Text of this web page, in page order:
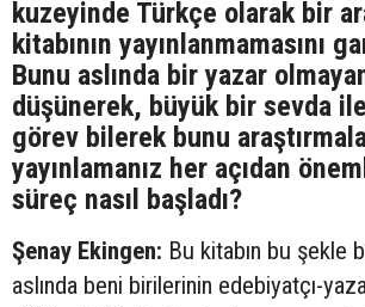
kuzeyinde Türkçe olarak bir
kitabının yayınlanmamasını
Bunu aslında bir yazar
düşünerek, büyük bir sevda
görev bilerek bunu
yayınlamanız her açıdan
süreç nasıl başladı?
Şenay Ekingen: Bu kitabın bu şekle
aslında beni birilerinin edebiyatçı-